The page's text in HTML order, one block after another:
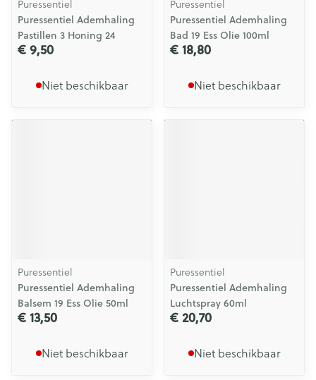
Puressentiel
Puressentiel Ademhaling
Pastillen 3 Honing 24
€ 9,50
Niet beschikbaar
Puressentiel
Puressentiel Ademhaling
Bad 19 Ess Olie 100ml
€ 18,80
Niet beschikbaar
Puressentiel
Puressentiel Ademhaling
Balsem 19 Ess Olie 50ml
€ 13,50
Niet beschikbaar
Puressentiel
Puressentiel Ademhaling
Luchtspray 60ml
€ 20,70
Niet beschikbaar